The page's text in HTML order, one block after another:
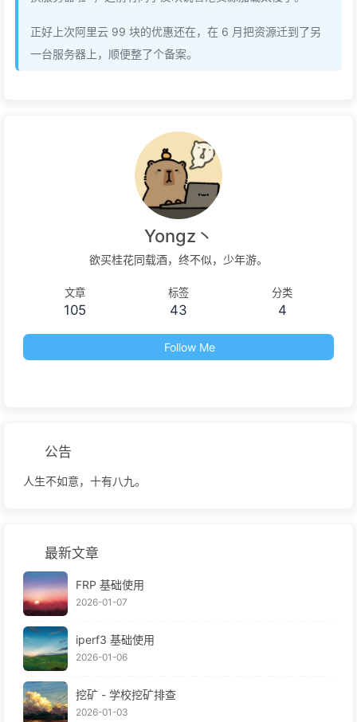
正好上次阿里云 99 块的优惠还在，在 6 月把资源迁到了另
一台服务器上，顺便整了个备案。
Yongz丶
欲买桂花同载酒，终不似，少年游。
文章
105
标签
43
分类
4
Follow Me
公告
人生不如意，十有八九。
最新文章
FRP 基础使用
2026-01-07
iperf3 基础使用
2026-01-06
挖矿 - 学校挖矿排查
2026-01-03